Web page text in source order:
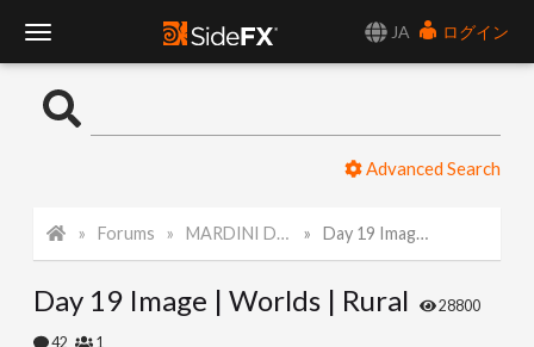
JA
ログイン
o
l
Advanced Search
Forums MARDINI Daily Challenge 2021 Day 19 Image | Worlds | Rural
Day 19 Image | Worlds | Rural 28800
42 1